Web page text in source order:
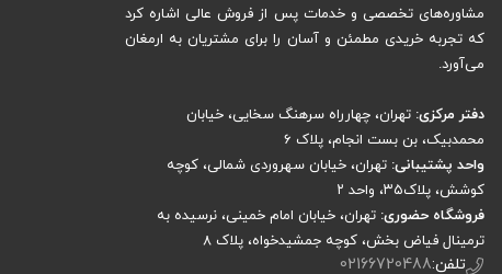
مشاوره‌های تخصصی و خدمات پس از فروش عالی اشاره کرد
که تجربه خریدی مطمئن و آسان را برای مشتریان به ارمغان
می‌آورد.
دفتر مرکزی: تهران، چهارراه سرهنگ سخایی، خیابان
محمدبیک، بن بست انجام، پلاک 6
واحد پشتیبانی: تهران، خیابان سهروردی شمالی، کوچه
کوشش، پلاک۳۵، واحد ۲
فروشگاه حضوری: تهران، خیابان امام خمینی، نرسیده به
ترمینال فیاض بخش، کوچه جمشیدخواه، پلاک ۸
تلفن:02166720488